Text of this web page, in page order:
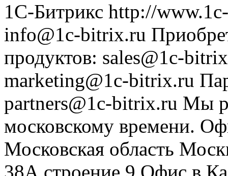
1С-Битрикс http://
info@1c-bitrix.ru
продуктов: sales@1c-
marketing@1c-bitrix.ru
partners@1c-bitrix.ru Мы
московскому времени.
Московская область